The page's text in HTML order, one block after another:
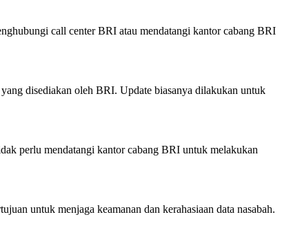
call center BRI atau mendatangi kantor cabang BRI
disediakan oleh BRI. Update biasanya dilakukan untuk
perlu mendatangi kantor cabang BRI untuk melakukan
untuk menjaga keamanan dan kerahasiaan data nasabah.